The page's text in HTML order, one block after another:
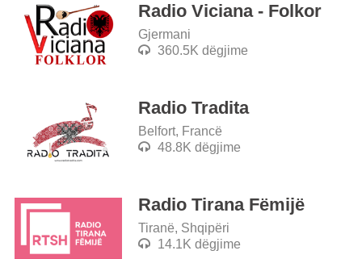
Radio Viciana - Folkor
Gjermani
360.5K dëgjime
Radio Tradita
Belfort, Francë
48.8K dëgjime
Radio Tirana Fëmijë
Tiranë, Shqipëri
14.1K dëgjime